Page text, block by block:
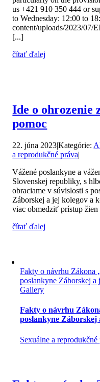
us +421 910 350 444 or
to Wednesday: 12:00 to
content/uploads/2023/07/
[...]
čítať ďalej
Ide o ohrozenie
pomoc
22. júna 2023|Kategórie:
a reprodukčné práva|
Vážené poslankyne a
Slovenskej republiky, s
obraciame v súvislosti s
Záborskej a jej kolegov a
viac obmedziť prístup
čítať ďalej
Fakty o návrhu Zákona
poslankyne Záborskej
Gallery
Fakty o návrhu
poslankyne Záborskej
Sexuálne a